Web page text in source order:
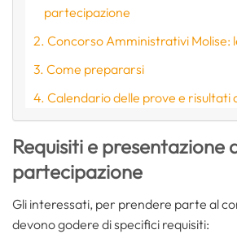
partecipazione
Concorso Amministrativi Molise:
Come prepararsi
Calendario delle prove e risultati
Requisiti e presentazione
partecipazione
Gli interessati, per prendere parte al
devono godere di specifici requisiti: